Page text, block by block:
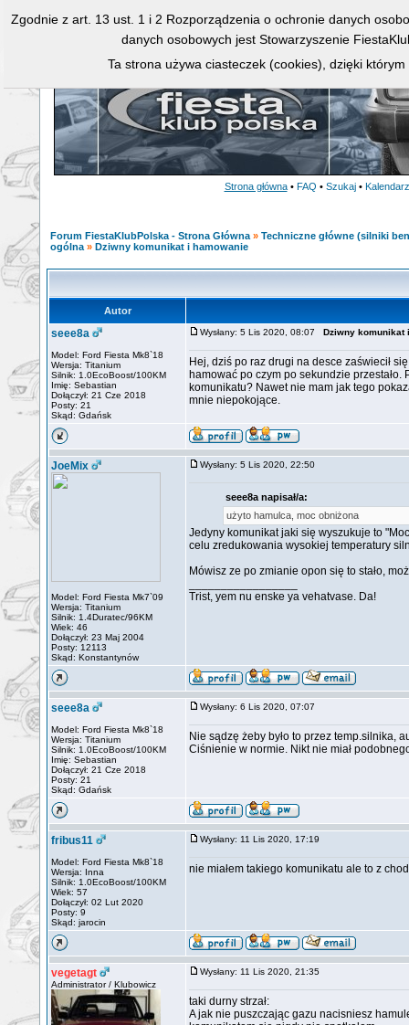
Strona główna • FAQ • Szukaj • Kalendarz
Forum FiestaKlubPolska - Strona Główna » Techniczne główne (silniki
ogólna » Dziwny komunikat i hamowanie
Autor
seee8a
Model: Ford Fiesta Mk8`18
Wersja: Titanium
Silnik: 1.0EcoBoost/100KM
Imię: Sebastian
Dołączył: 21 Cze 2018
Posty: 21
Skąd: Gdańsk
Wysłany: 5 Lis 2020, 08:07 Dziwny komunikat
Hej, dziś po raz drugi na desce zaświecił
hamować po czym po sekundzie
komunikatu? Nawet nie mam jak tego
mnie niepokojące.
JoeMix
Model: Ford Fiesta Mk7`09
Wersja: Titanium
Silnik: 1.4Duratec/96KM
Wiek: 46
Dołączył: 23 Maj 2004
Posty: 12113
Skąd: Konstantynów
Wysłany: 5 Lis 2020, 22:50
seee8a napisał/a:
użyto hamulca, moc obniżona
Jedyny komunikat jaki się wyszukuje to
celu zredukowania wysokiej temperatury
Mówisz ze po zmianie opon się to stało,
Trist, yem nu enske ya vehatvase. Da!
seee8a
Model: Ford Fiesta Mk8`18
Wersja: Titanium
Silnik: 1.0EcoBoost/100KM
Imię: Sebastian
Dołączył: 21 Cze 2018
Posty: 21
Skąd: Gdańsk
Wysłany: 6 Lis 2020, 07:07
Nie sądzę żeby było to przez temp.silnika,
Ciśnienie w normie. Nikt nie miał
fribus11
Model: Ford Fiesta Mk8`18
Wersja: Inna
Silnik: 1.0EcoBoost/100KM
Wiek: 57
Dołączył: 02 Lut 2020
Posty: 9
Skąd: jarocin
Wysłany: 11 Lis 2020, 17:19
nie miałem takiego komunikatu ale to z
vegetagt
Administrator / Klubowicz
Wysłany: 11 Lis 2020, 21:35
taki durny strzał:
A jak nie puszczając gazu nacisniesz
Zgodnie z art. 13 ust. 1 i 2 Rozporządzenia o ochronie danych
danych osobowych jest Stowarzyszenie
Ta strona używa ciasteczek (cookies), dzięki